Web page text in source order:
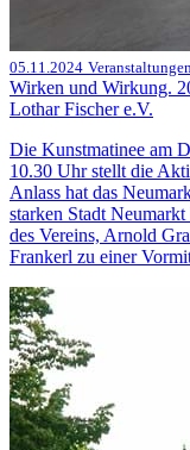
05.11.2024
Wirken und Wirkung.
Lothar Fischer e.V.
Die Kunstmatinee am
10.30 Uhr stellt die
Anlass hat das
starken Stadt
des Vereins, Arnold
Frankerl zu einer